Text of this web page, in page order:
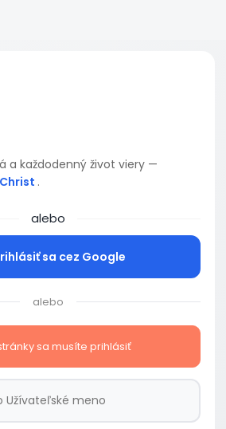
a každodenný život viery —
.
alebo
sa cez Google
alebo
sa musíte prihlásiť